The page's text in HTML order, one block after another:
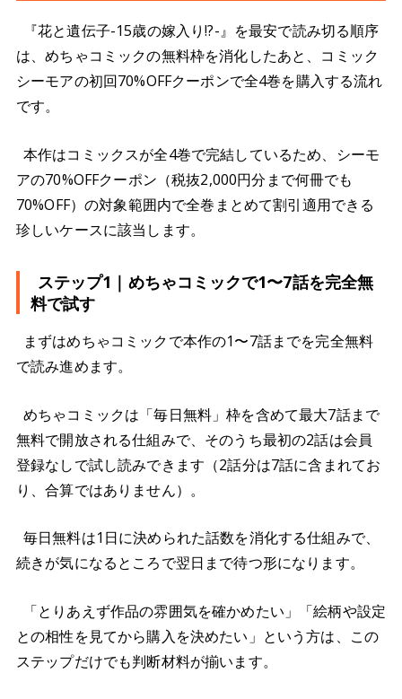
『花と遺伝子-15歳の嫁入り!?-』を最安で読み切る順序
は、めちゃコミックの無料枠を消化したあと、コミック
シーモアの初回70%OFFクーポンで全4巻を購入する流れ
です。
本作はコミックスが全4巻で完結しているため、シーモ
アの70%OFFクーポン（税抜2,000円分まで何冊でも
70%OFF）の対象範囲内で全巻まとめて割引適用できる
珍しいケースに該当します。
ステップ1｜めちゃコミックで1〜7話を完全無
料で試す
まずはめちゃコミックで本作の1〜7話までを完全無料
で読み進めます。
めちゃコミックは「毎日無料」枠を含めて最大7話まで
無料で開放される仕組みで、そのうち最初の2話は会員
登録なしで試し読みできます（2話分は7話に含まれてお
り、合算ではありません）。
毎日無料は1日に決められた話数を消化する仕組みで、
続きが気になるところで翌日まで待つ形になります。
「とりあえず作品の雰囲気を確かめたい」「絵柄や設定
との相性を見てから購入を決めたい」という方は、この
ステップだけでも判断材料が揃います。